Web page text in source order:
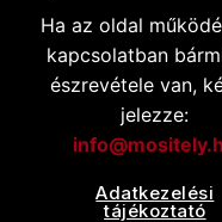
Ha az oldal
kapcsolatban
észrevétele van,
jelezze:
Adatkezelési
tájékoztató